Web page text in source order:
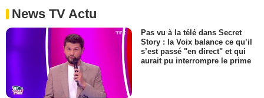
News TV Actu
Pas vu à la télé dans Secret
Story : la Voix balance ce qu’il
s’est passé "en direct" et qui
aurait pu interrompre le prime